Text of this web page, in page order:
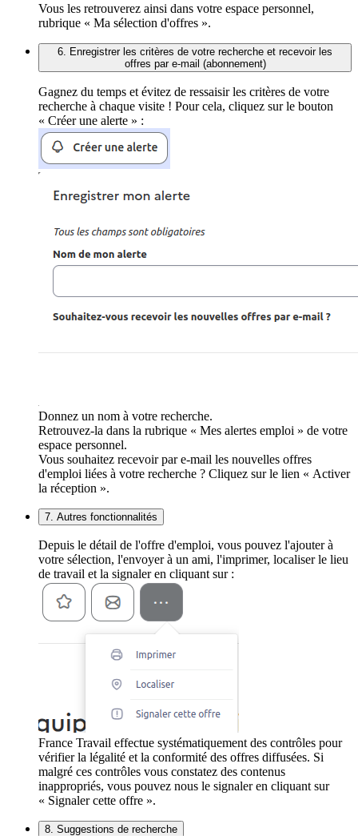
Vous les retrouverez ainsi dans votre espace personnel,
rubrique « Ma sélection d'offres ».
6. Enregistrer les critères de votre recherche et recevoir les
offres par e-mail (abonnement)
Gagnez du temps et évitez de ressaisir les critères de votre
recherche à chaque visite ! Pour cela, cliquez sur le bouton
« Créer une alerte » :
Donnez un nom à votre recherche.
Retrouvez-la dans la rubrique « Mes alertes emploi » de votre
espace personnel.
Vous souhaitez recevoir par e-mail les nouvelles offres
d'emploi liées à votre recherche ? Cliquez sur le lien « Activer
la réception ».
7. Autres fonctionnalités
Depuis le détail de l'offre d'emploi, vous pouvez l'ajouter à
votre sélection, l'envoyer à un ami, l'imprimer, localiser le lieu
de travail et la signaler en cliquant sur :
France Travail effectue systématiquement des contrôles pour
vérifier la légalité et la conformité des offres diffusées. Si
malgré ces contrôles vous constatez des contenus
inappropriés, vous pouvez nous le signaler en cliquant sur
« Signaler cette offre ».
8. Suggestions de recherche